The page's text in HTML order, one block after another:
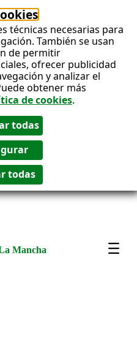
técnicas necesarias para
También se usan
de permitir
ofrecer publicidad
y analizar el
obtener más
de cookies.
Mancha